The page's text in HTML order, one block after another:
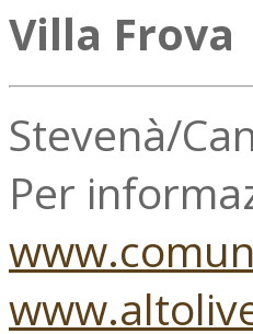
Villa Frova
Stevenà/
Per